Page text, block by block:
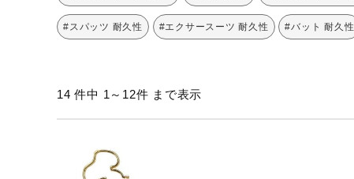
野球
バレーボール
バドミントン
ゴアテックス
コラボレーション
その他シリーズ
#スパッツ 耐久性 #エクサースーツ 耐久性 #バット 耐久性
14 件中 1～12件 まで表示